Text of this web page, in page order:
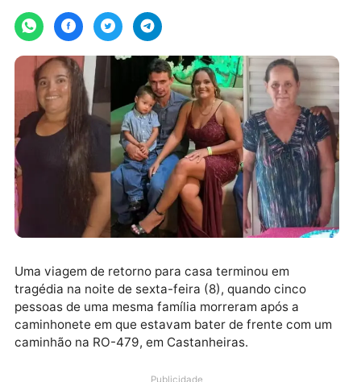
domingo, 10/05/2026 às 09:44
Uma viagem de retorno para casa terminou em